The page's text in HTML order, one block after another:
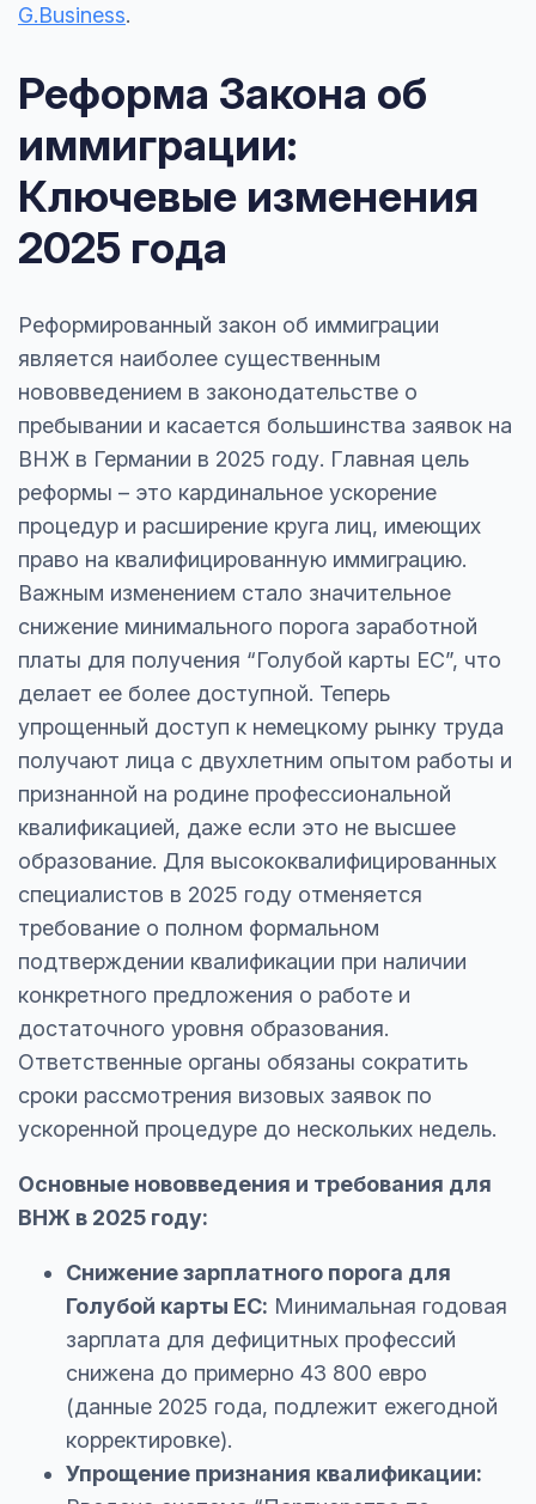
G.Business.
Реформа Закона об
иммиграции:
Ключевые изменения
2025 года
Реформированный закон об иммиграции
является наиболее существенным
нововведением в законодательстве о
пребывании и касается большинства заявок на
ВНЖ в Германии в 2025 году. Главная цель
реформы – это кардинальное ускорение
процедур и расширение круга лиц, имеющих
право на квалифицированную иммиграцию.
Важным изменением стало значительное
снижение минимального порога заработной
платы для получения “Голубой карты ЕС”, что
делает ее более доступной. Теперь
упрощенный доступ к немецкому рынку труда
получают лица с двухлетним опытом работы и
признанной на родине профессиональной
квалификацией, даже если это не высшее
образование. Для высококвалифицированных
специалистов в 2025 году отменяется
требование о полном формальном
подтверждении квалификации при наличии
конкретного предложения о работе и
достаточного уровня образования.
Ответственные органы обязаны сократить
сроки рассмотрения визовых заявок по
ускоренной процедуре до нескольких недель.
Основные нововведения и требования для
ВНЖ в 2025 году:
Снижение зарплатного порога для
Голубой карты ЕС: Минимальная годовая
зарплата для дефицитных профессий
снижена до примерно 43 800 евро
(данные 2025 года, подлежит ежегодной
корректировке).
Упрощение признания квалификации: